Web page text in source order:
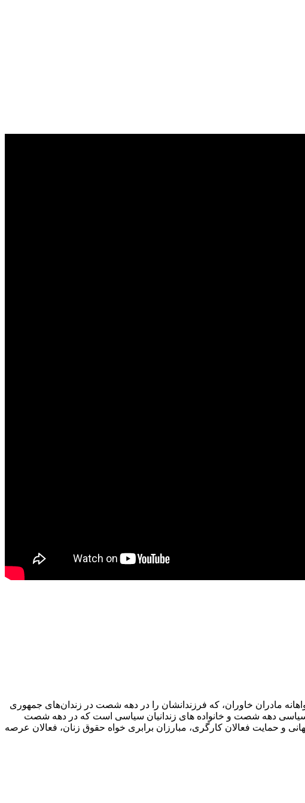
مادران خاوران، که فرزندانشان را در دهه شصت در زندان‌های جمهوری
سیاسی دهه شصت و خانواده های زندانیان سیاسی است که در دهه شصت
و حمایت فعالان کارگری، مبارزان برابری خواه حقوق زنان، فعالان عرصه